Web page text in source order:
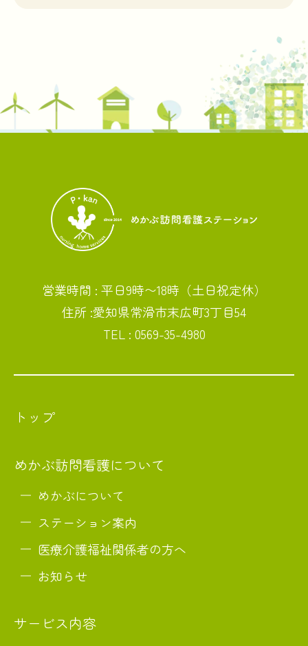
営業時間 : 平日9時〜18時（土日祝定休）
住所 :愛知県常滑市末広町3丁目54
TEL : 0569-35-4980
トップ
めかぶ訪問看護について
めかぶについて
ステーション案内
医療介護福祉関係者の方へ
お知らせ
サービス内容